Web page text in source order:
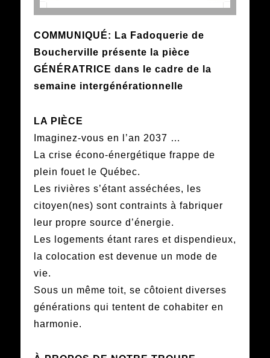
COMMUNIQUÉ: La Fadoquerie de
Boucherville présente la pièce
GÉNÉRATRICE dans le cadre de la
semaine intergénérationnelle
LA PIÈCE
Imaginez-vous en l’an 2037 …
La crise écono-énergétique frappe de
plein fouet le Québec.
Les rivières s’étant asséchées, les
citoyen(nes) sont contraints à fabriquer
leur propre source d’énergie.
Les logements étant rares et dispendieux,
la colocation est devenue un mode de
vie.
Sous un même toit, se côtoient diverses
générations qui tentent de cohabiter en
harmonie.